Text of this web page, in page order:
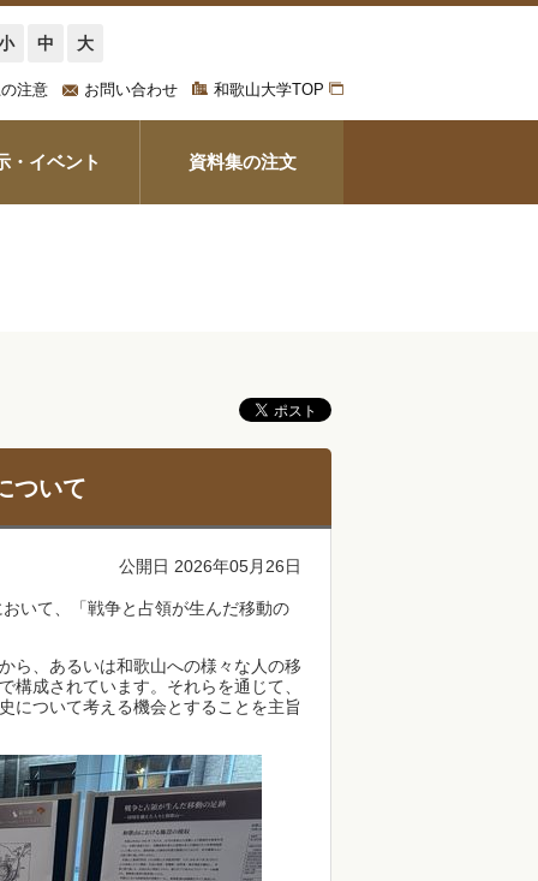
中 大
注意 お問い合わせ 和歌山大学TOP
・イベント 資料集の注文
ついて
公開日 2026年05月26日
いて、「戦争と占領が生んだ移動の
ら、あるいは和歌山への様々な人の移
成されています。それらを通じて、
について考える機会とすることを主旨